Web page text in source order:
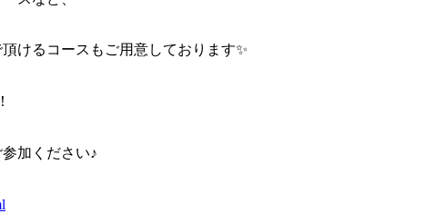
けるコースもご用意しております✨
加ください♪